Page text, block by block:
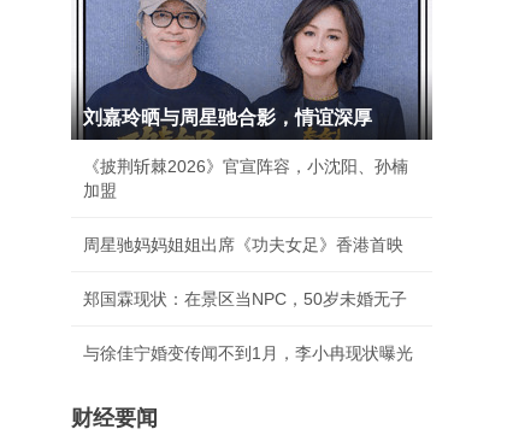
刘嘉玲晒与周星驰合影，情谊深厚
《披荆斩棘2026》官宣阵容，小沈阳、孙楠
加盟
周星驰妈妈姐姐出席《功夫女足》香港首映
郑国霖现状：在景区当NPC，50岁未婚无子
与徐佳宁婚变传闻不到1月，李小冉现状曝光
财经要闻